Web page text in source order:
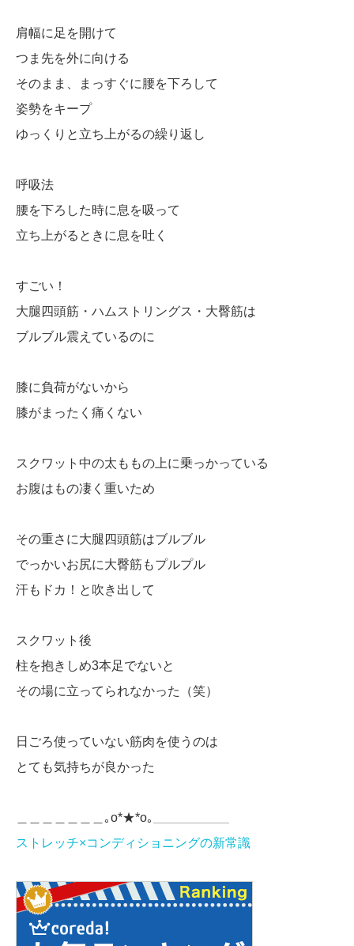
肩幅に足を開けて
つま先を外に向ける
そのまま、まっすぐに腰を下ろして
姿勢をキープ
ゆっくりと立ち上がるの繰り返し
呼吸法
腰を下ろした時に息を吸って
立ち上がるときに息を吐く
すごい！
大腿四頭筋・ハムストリングス・大臀筋は
ブルブル震えているのに
膝に負荷がないから
膝がまったく痛くない
スクワット中の太ももの上に乗っかっている
お腹はもの凄く重いため
その重さに大腿四頭筋はブルブル
でっかいお尻に大臀筋もプルプル
汗もドカ！と吹き出して
スクワット後
柱を抱きしめ3本足でないと
その場に立ってられなかった（笑）
日ごろ使っていない筋肉を使うのは
とても気持ちが良かった
＿＿＿＿＿＿＿｡o*★*o｡＿＿＿＿＿＿
ストレッチ×コンディショニングの新常識